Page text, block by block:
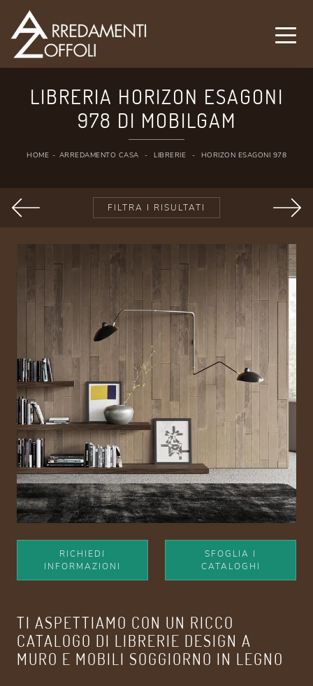
LIBRERIA HORIZON ESAGONI
978 DI MOBILGAM
HOME - ARREDAMENTO CASA - LIBRERIE - HORIZON ESAGONI 978
FILTRA I RISULTATI
RICHIEDI
INFORMAZIONI
SFOGLIA I
CATALOGHI
TI ASPETTIAMO CON UN RICCO
CATALOGO DI LIBRERIE DESIGN A
MURO E MOBILI SOGGIORNO IN LEGNO